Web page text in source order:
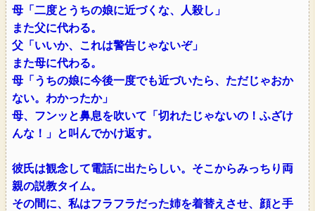
母「二度とうちの娘に近づくな、人殺し」
また父に代わる。
父「いいか、これは警告じゃないぞ」
また母に代わる。
母「うちの娘に今後一度でも近づいたら、ただじゃおか
ない。わかったか」
母、フンッと鼻息を吹いて「切れたじゃないの！ふざけ
んな！」と叫んでかけ返す。
彼氏は観念して電話に出たらしい。そこからみっちり両
親の説教タイム。
その間に、私はフラフラだった姉を着替えさせ、顔と手